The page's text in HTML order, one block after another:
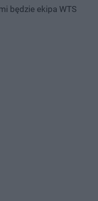
będzie ekipa WTS